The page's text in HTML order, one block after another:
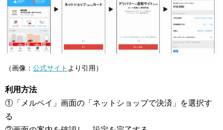
（画像： 公式サイト より引用）
利用方法
①「メルペイ」画面の「ネットショップで決済」を選択す
る